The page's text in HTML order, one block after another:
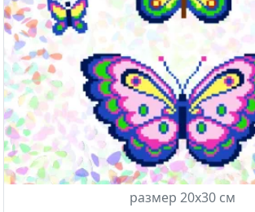
размер 20х30 см